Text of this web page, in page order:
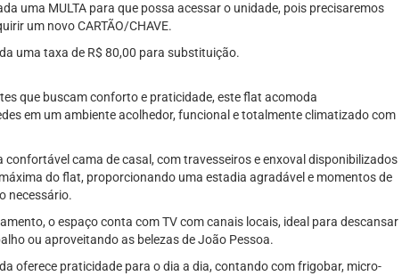
uma MULTA para que possa acessar o unidade, pois precisaremos
um novo CARTÃO/CHAVE.
uma taxa de R$ 80,00 para substituição.
que buscam conforto e praticidade, este flat acomoda
em um ambiente acolhedor, funcional e totalmente climatizado com
confortável cama de casal, com travesseiros e enxoval disponibilizados
do flat, proporcionando uma estadia agradável e momentos de
necessário.
o espaço conta com TV com canais locais, ideal para descansar
ou aproveitando as belezas de João Pessoa.
oferece praticidade para o dia a dia, contando com frigobar, micro-